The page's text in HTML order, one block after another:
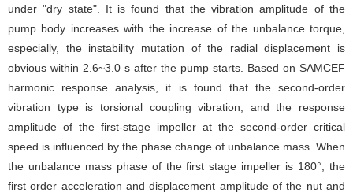
under "dry state". It is found that the vibration amplitude of the
pump body increases with the increase of the unbalance torque,
especially, the instability mutation of the radial displacement is
obvious within 2.6~3.0 s after the pump starts. Based on SAMCEF
harmonic response analysis, it is found that the second-order
vibration type is torsional coupling vibration, and the response
amplitude of the first-stage impeller at the second-order critical
speed is influenced by the phase change of unbalance mass. When
the unbalance mass phase of the first stage impeller is 180°, the
first order acceleration and displacement amplitude of the nut and